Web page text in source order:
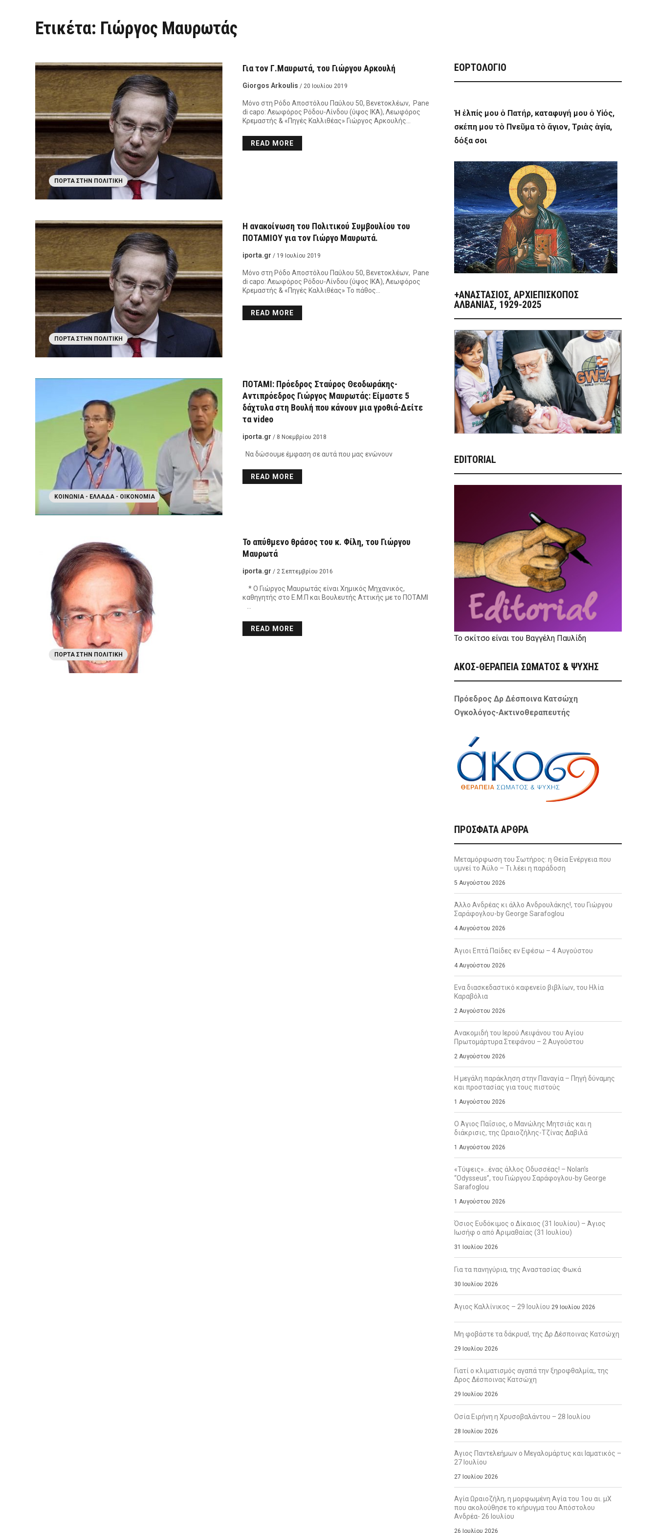
Ετικέτα: Γιώργος Μαυρωτάς
ΠΌΡΤΑ ΣΤΗΝ ΠΟΛΙΤΙΚΉ
Για τον Γ.Μαυρωτά, του Γιώργου Αρκουλή
Giorgos Arkoulis / 20 Ιουλίου 2019
Μόνο στη Ρόδο Αποστόλου Παύλου 50, Βενετοκλέων, Pane
di capo: Λεωφόρος Ρόδου-Λίνδου (ύψος ΙΚΑ), Λεωφόρος
Κρεμαστής & «Πηγές Καλλιθέας» Γιώργος Αρκουλής…
READ MORE
ΠΌΡΤΑ ΣΤΗΝ ΠΟΛΙΤΙΚΉ
Η ανακοίνωση του Πολιτικού Συμβουλίου του
ΠΟΤΑΜΙΟΥ για τον Γιώργο Μαυρωτά.
iporta.gr / 19 Ιουλίου 2019
Μόνο στη Ρόδο Αποστόλου Παύλου 50, Βενετοκλέων, Pane
di capo: Λεωφόρος Ρόδου-Λίνδου (ύψος ΙΚΑ), Λεωφόρος
Κρεμαστής & «Πηγές Καλλιθέας» Το πάθος…
READ MORE
ΚΟΙΝΩΝΊΑ - ΕΛΛΆΔΑ - ΟΙΚΟΝΟΜΊΑ
ΠΟΤΑΜΙ: Πρόεδρος Σταύρος Θεοδωράκης-
Αντιπρόεδρος Γιώργος Μαυρωτάς: Είμαστε 5
δάχτυλα στη Βουλή που κάνουν μια γροθιά-Δείτε
τα video
iporta.gr / 8 Νοεμβρίου 2018
Να δώσουμε έμφαση σε αυτά που μας ενώνουν
READ MORE
ΠΌΡΤΑ ΣΤΗΝ ΠΟΛΙΤΙΚΉ
Το απύθμενο θράσος του κ. Φίλη, του Γιώργου
Μαυρωτά
iporta.gr / 2 Σεπτεμβρίου 2016
* Ο Γιώργος Μαυρωτάς είναι Χημικός Μηχανικός,
καθηγητής στο Ε.Μ.Π και Βουλευτής Αττικής με το ΠΟΤΑΜΙ
READ MORE
ΕΟΡΤΟΛΟΓΙΟ
Ἡ ἐλπίς μου ὁ Πατήρ, καταφυγή μου ὁ Υἱός,
σκέπη μου τὸ Πνεῦμα τὸ ἅγιον, Τριὰς ἁγία,
δόξα σοι
+ΑΝΑΣΤΆΣΙΟΣ, ΑΡΧΙΕΠΊΣΚΟΠΟΣ
ΑΛΒΑΝΊΑΣ, 1929-2025
EDITORIAL
Το σκίτσο είναι του Βαγγέλη Παυλίδη
ΑΚΟΣ-ΘΕΡΑΠΕΙΑ ΣΩΜΑΤΟΣ & ΨΥΧΗΣ
Πρόεδρος Δρ Δέσποινα Κατσώχη
Ογκολόγος-Ακτινοθεραπευτής
ΠΡΌΣΦΑΤΑ ΆΡΘΡΑ
Μεταμόρφωση του Σωτήρος: η Θεία Ενέργεια που
υμνεί το Άϋλο – Τι λέει η παράδοση
5 Αυγούστου 2026
Άλλο Ανδρέας κι άλλο Ανδρουλάκης!, του Γιώργου
Σαράφογλου-by George Sarafoglou
4 Αυγούστου 2026
Άγιοι Επτά Παίδες εν Εφέσω – 4 Αυγούστου
4 Αυγούστου 2026
Ενα διασκεδαστικό καφενείο βιβλίων, του Ηλία
Καραβόλια
2 Αυγούστου 2026
Ανακομιδή του Ιερού Λειψάνου του Αγίου
Πρωτομάρτυρα Στεφάνου – 2 Αυγούστου
2 Αυγούστου 2026
Η μεγάλη παράκληση στην Παναγία – Πηγή δύναμης
και προστασίας για τους πιστούς
1 Αυγούστου 2026
Ο Άγιος Παΐσιος, ο Μανώλης Μητσιάς και η
διάκρισις, της Ωραιοζήλης-Τζίνας Δαβιλά
1 Αυγούστου 2026
«Τύψεις»…ένας άλλος Οδυσσέας! – Nolan’s
“Odysseus”, του Γιώργου Σαράφογλου-by George
Sarafoglou
1 Αυγούστου 2026
Όσιος Ευδόκιμος ο Δίκαιος (31 Ιουλίου) – Άγιος
Ιωσήφ ο από Αριμαθαίας (31 Ιουλίου)
31 Ιουλίου 2026
Για τα πανηγύρια, της Αναστασίας Φωκά
30 Ιουλίου 2026
Άγιος Καλλίνικος – 29 Ιουλίου 29 Ιουλίου 2026
Μη φοβάστε τα δάκρυα!, της Δρ Δέσποινας Κατσώχη
29 Ιουλίου 2026
Γιατί ο κλιματισμός αγαπά την ξηροφθαλμία;, της
Δρος Δέσποινας Κατσώχη
29 Ιουλίου 2026
Οσία Ειρήνη η Χρυσοβαλάντου – 28 Ιουλίου
28 Ιουλίου 2026
Άγιος Παντελεήμων ο Μεγαλομάρτυς και Ιαματικός –
27 Ιουλίου
27 Ιουλίου 2026
Αγία Ωραιοζήλη, η μορφωμένη Αγία του 1ου αι. μΧ
που ακολούθησε το κήρυγμα του Απόστολου
Ανδρέα- 26 Ιουλίου
26 Ιουλίου 2026